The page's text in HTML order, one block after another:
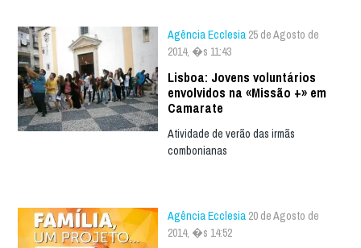
Agência Ecclesia 25 de Agosto de
2014, �s 11:43
Lisboa: Jovens voluntários
envolvidos na «Missão +» em
Camarate
Atividade de verão das irmãs
combonianas
Agência Ecclesia 20 de Agosto de
2014, �s 14:52